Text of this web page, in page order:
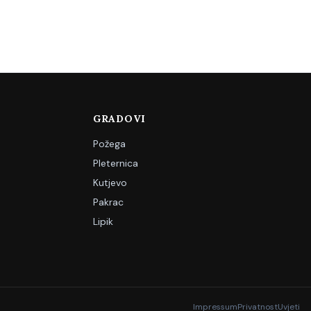
GRADOVI
Požega
Pleternica
Kutjevo
Pakrac
Lipik
ImpressumPrivatnostUvjeti